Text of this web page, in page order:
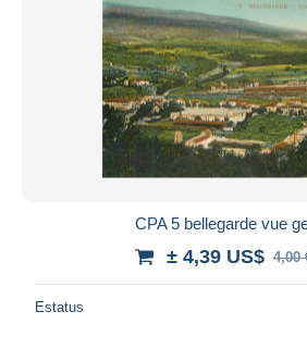
CPA 5 bellegarde vue
± 4,39 US$ 4,00
Estatus